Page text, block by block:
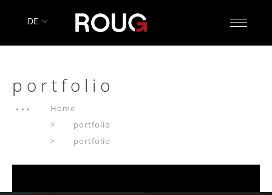
DE
portfolio
Home
portfolio
portfolio